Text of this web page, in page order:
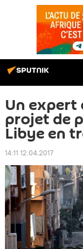
Un expert
projet de
Libye en
14:11 12.04.2017